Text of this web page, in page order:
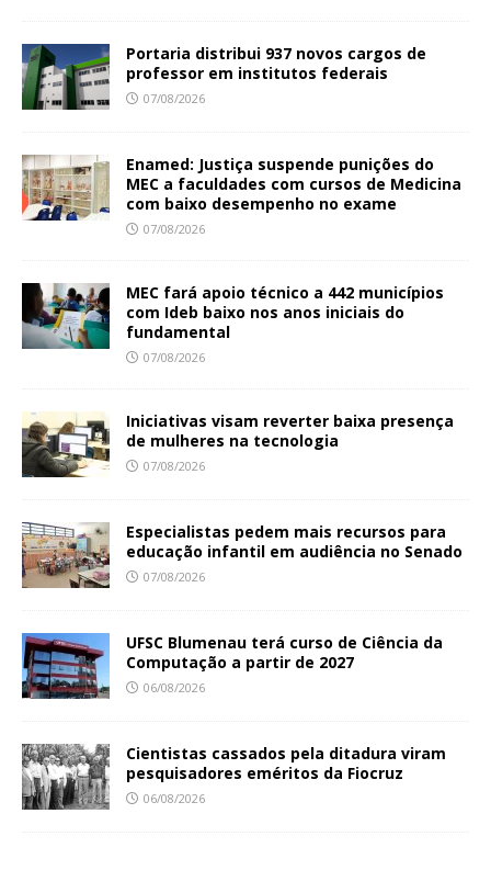
Portaria distribui 937 novos cargos de
professor em institutos federais
07/08/2026
Enamed: Justiça suspende punições do
MEC a faculdades com cursos de Medicina
com baixo desempenho no exame
07/08/2026
MEC fará apoio técnico a 442 municípios
com Ideb baixo nos anos iniciais do
fundamental
07/08/2026
Iniciativas visam reverter baixa presença
de mulheres na tecnologia
07/08/2026
Especialistas pedem mais recursos para
educação infantil em audiência no Senado
07/08/2026
UFSC Blumenau terá curso de Ciência da
Computação a partir de 2027
06/08/2026
Cientistas cassados pela ditadura viram
pesquisadores eméritos da Fiocruz
06/08/2026